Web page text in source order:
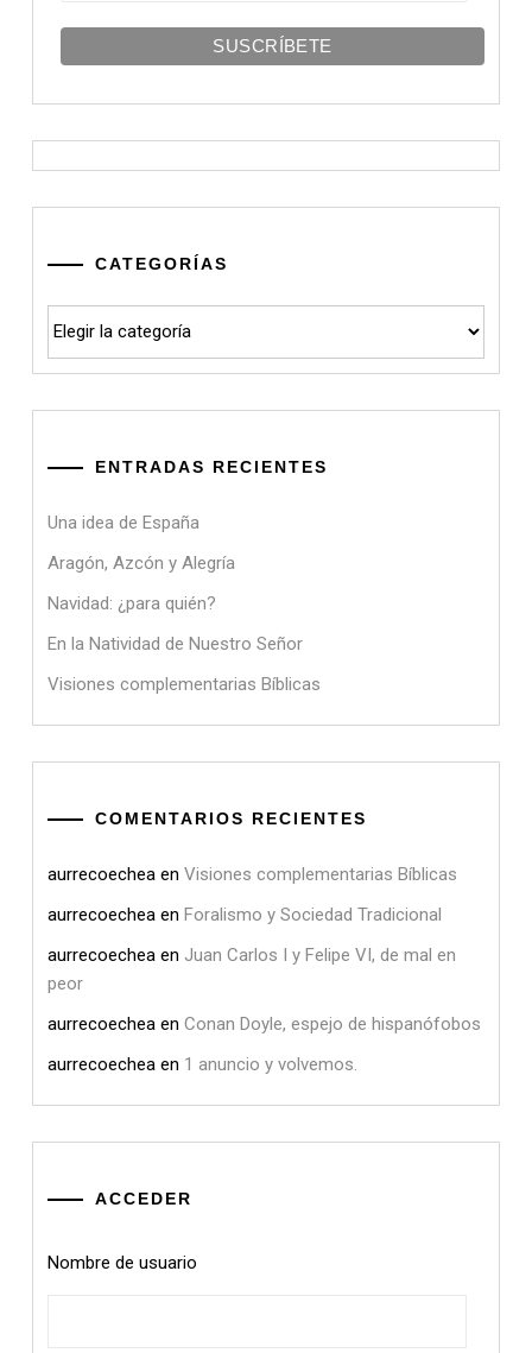
CATEGORÍAS
ENTRADAS RECIENTES
Una idea de España
Aragón, Azcón y Alegría
Navidad: ¿para quién?
En la Natividad de Nuestro Señor
Visiones complementarias Bíblicas
COMENTARIOS RECIENTES
aurrecoechea en Visiones complementarias Bíblicas
aurrecoechea en Foralismo y Sociedad Tradicional
aurrecoechea en Juan Carlos I y Felipe VI, de mal en
peor
aurrecoechea en Conan Doyle, espejo de hispanófobos
aurrecoechea en 1 anuncio y volvemos.
ACCEDER
Nombre de usuario